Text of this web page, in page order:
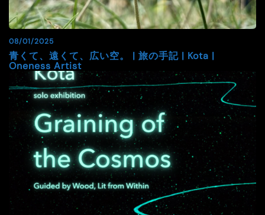
08/01/2025
青くて、遠くて、広い空。 | 旅の手記 | Kota |
Oneness Artist